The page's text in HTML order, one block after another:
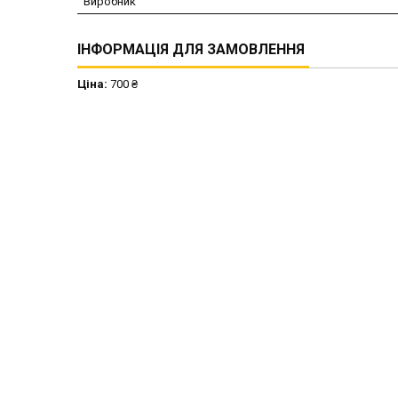
ІНФОРМАЦІЯ ДЛЯ ЗАМОВЛЕННЯ
Ціна: 700 ₴